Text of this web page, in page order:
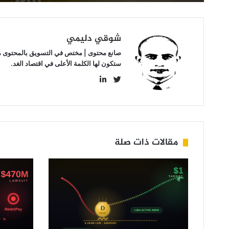
شوقي دليمي
صانع محتوى | مختص في التسويق بالمحتوى
ستكون لها الكلمة الأعلى في اقتصاد الغد.
مقالات ذات صلة